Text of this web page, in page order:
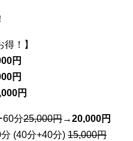
！】
円
円
円
60分25,000円→20,000円
(40分+40分) 15,000円